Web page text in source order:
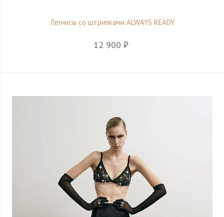
Легинсы со штрипками ALWAYS READY
12 900 ₽